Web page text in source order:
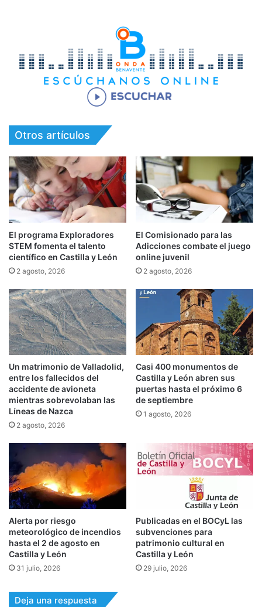
Otros artículos
El programa Exploradores
STEM fomenta el talento
científico en Castilla y León
2 agosto, 2026
El Comisionado para las
Adicciones combate el juego
online juvenil
2 agosto, 2026
Un matrimonio de Valladolid,
entre los fallecidos del
accidente de avioneta
mientras sobrevolaban las
Líneas de Nazca
2 agosto, 2026
Casi 400 monumentos de
Castilla y León abren sus
puertas hasta el próximo 6
de septiembre
1 agosto, 2026
Alerta por riesgo
meteorológico de incendios
hasta el 2 de agosto en
Castilla y León
31 julio, 2026
Publicadas en el BOCyL las
subvenciones para
patrimonio cultural en
Castilla y León
29 julio, 2026
Deja una respuesta